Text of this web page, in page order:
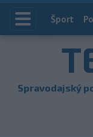
Index
Šport
Spravodajský